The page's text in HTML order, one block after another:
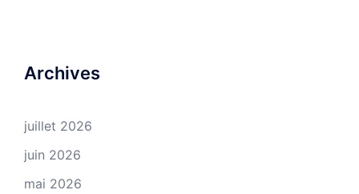
Archives
juillet 2026
juin 2026
mai 2026